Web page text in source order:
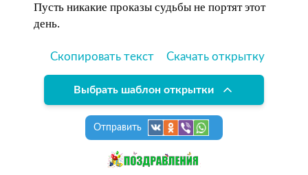
Пусть никакие проказы судьбы не портят этот
день.
Скопировать текст Скачать открытку
Выбрать шаблон открытки
Отправить